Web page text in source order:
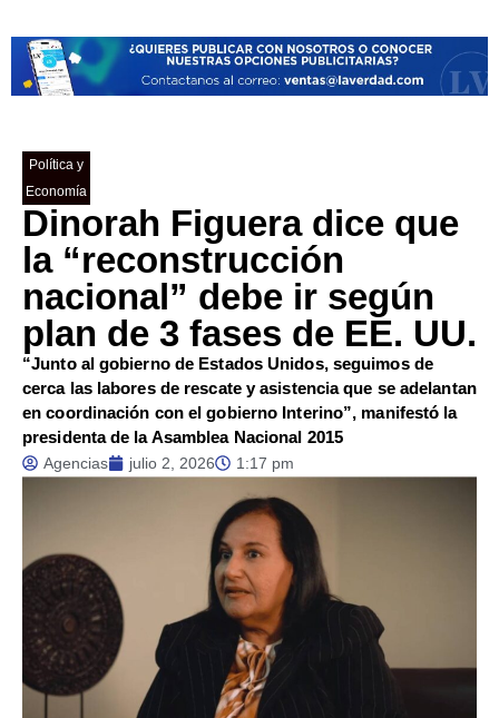
Política y
Economía
Dinorah Figuera dice que
la “reconstrucción
nacional” debe ir según
plan de 3 fases de EE. UU.
“Junto al gobierno de Estados Unidos, seguimos de
cerca las labores de rescate y asistencia que se adelantan
en coordinación con el gobierno Interino”, manifestó la
presidenta de la Asamblea Nacional 2015
Agencias julio 2, 2026 1:17 pm